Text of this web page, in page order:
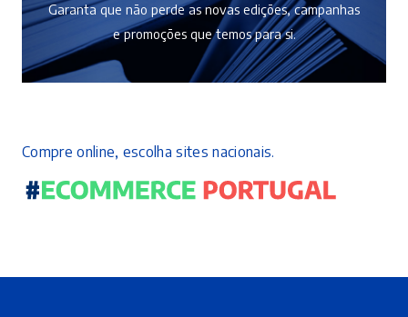
Garanta que não perde as novas edições, campanhas
e promoções que temos para si.
Compre online, escolha sites nacionais.